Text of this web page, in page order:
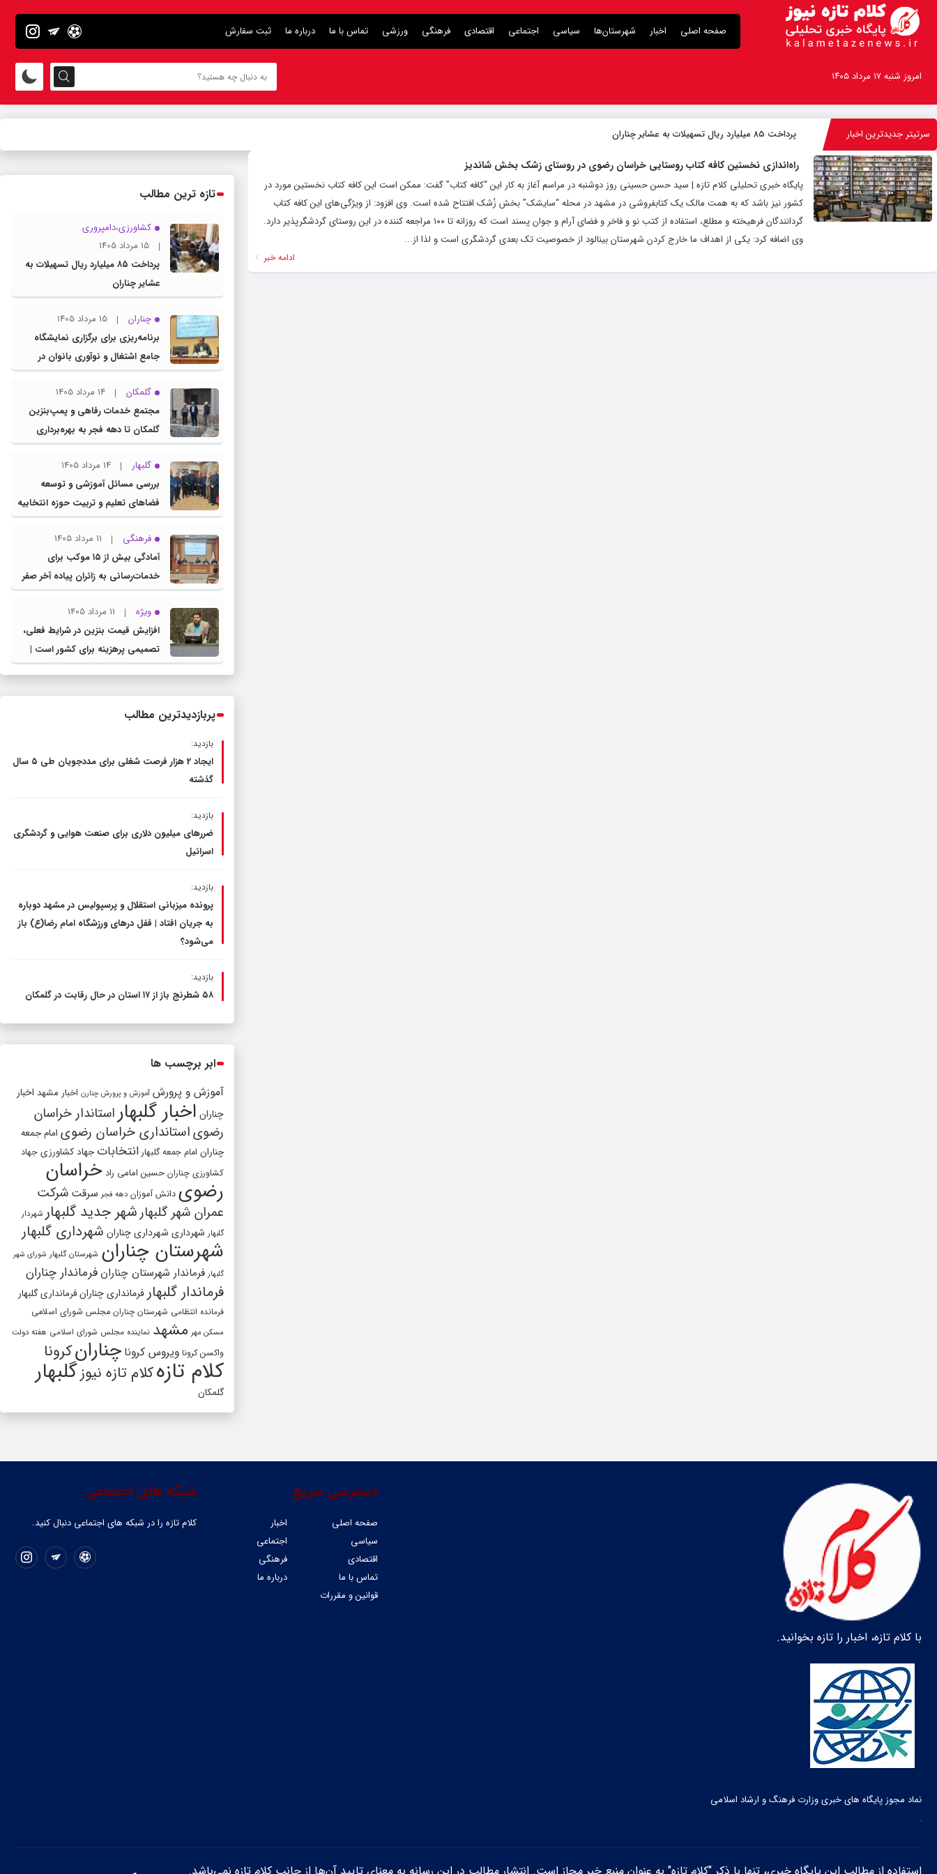
صفحه اصلی اخبار شهرستان‌ها سیاسی اجتماعی اقتصادی فرهنگی ورزشی تماس با ما درباره ما ثبت سفارش
امروز شنبه ۱۷ مرداد ۱۴۰۵
سرتیتر جدیدترین اخبار پرداخت ۸۵ میلیارد ریال تسهیلات به عشایر چناران
راه‌اندازی نخستین کافه کتاب روستایی خراسان رضوی در روستای زشک بخش شاندیز
پایگاه خبری تحلیلی کلام تازه | سید حسن حسینی روز دوشنبه در مراسم آغاز به کار این “کافه کتاب” گفت: ممکن است این کافه کتاب نخستین مورد در
کشور نیز باشد که به همت مالک یک کتابفروشی در مشهد در محله “سایشک” بخش زُشک افتتاح شده است. وی افزود: از ویژگی‌های این کافه کتاب
گردانندگان فرهیخته و مطلع، استفاده از کتب نو و فاخر و فضای آرام و جوان پسند است که روزانه تا ۱۰۰ مراجعه کننده در این روستای گردشگرپذیر دارد.
وی اضافه کرد: یکی از اهداف ما خارج کردن شهرستان بینالود از خصوصیت تک بعدی گردشگری است و لذا از...
ادامه خبر
تازه ترین مطالب
کشاورزی،دامپروری
15 مرداد 1405
پرداخت ۸۵ میلیارد ریال تسهیلات به
عشایر چناران
چناران
15 مرداد 1405
برنامه‌ریزی برای برگزاری نمایشگاه
جامع اشتغال و نوآوری بانوان در
چناران
گلمکان
14 مرداد 1405
مجتمع خدمات رفاهی و پمپ‌بنزین
گلمکان تا دهه فجر به بهره‌برداری
می‌رسد
گلبهار
14 مرداد 1405
بررسی مسائل آموزشی و توسعه
فضاهای تعلیم و تربیت حوزه انتخابیه
در نشست مشترک عضو کمیسیون
آموزش مجلس با مدیرکل آموزش و
پرورش خراسان رضوی
فرهنگی
11 مرداد 1405
آمادگی بیش از ۱۵ موکب برای
خدمات‌رسانی به زائران پیاده آخر صفر
در شهرستان چناران
ویژه
11 مرداد 1405
افزایش قیمت بنزین در شرایط فعلی،
تصمیمی پرهزینه برای کشور است |
دولت، قاچاق سوخت و عوامل اصلی
پربازدیدترین مطالب
بازدید:
ایجاد 2 هزار فرصت شغلی برای مددجویان طی ۵ سال
گذشته
بازدید:
ضررهای میلیون دلاری برای صنعت هوایی و گردشگری
اسرائیل
بازدید:
پرونده میزبانی استقلال و پرسپولیس در مشهد دوباره
به جریان افتاد | قفل در‌های ورزشگاه امام رضا(ع) باز
می‌شود؟
بازدید:
۵۸ شطرنج‌ باز از ۱۷ استان در حال رقابت در گلمکان
ابر برچسب ها
آموزش و پرورش آموزش و پرورش چنارن اخبار مشهد اخبار
چناران اخبار گلبهار استاندار خراسان
رضویاستانداری خراسان رضوی امام جمعه
چناران امام جمعه گلبهار انتخابات جهاد کشاورزی جهاد
کشاورزی چناران حسین امامی راد خراسان
رضوی دانش آموزان دهه فجر سرقت شرکت
عمران شهر گلبهارشهر جدید گلبهار شهردار
گلبهار شهرداری شهرداری چناران شهرداری گلبهار
شهرستان چناران شهرستان گلبهار شورای شهر
گلبهار فرماندار شهرستان چناران فرماندار چناران
فرماندار گلبهار فرمانداری چنارانفرمانداری گلبهار
فرمانده انتظامی شهرستان چناران مجلس شورای اسلامی
مسکن مهر مشهد نماینده مجلس شورای اسلامی هفته دولت
واکسن کرونا ویروس کرونا چنارانکرونا
کلام تازهکلام تازه نیوزگلبهار
گلمکان
با کلام تازه، اخبار را تازه بخوانید.
نماد مجوز پایگاه های خبری وزارت فرهنگ و ارشاد اسلامی
شبکه های اجتماعی
کلام تازه را در شبکه ‌های اجتماعی دنبال کنید.
دسترسی سریع
صفحه اصلی
اخبار
سیاسی
اجتماعی
اقتصادی
فرهنگی
تماس با ما
درباره ما
قوانین و مقررات